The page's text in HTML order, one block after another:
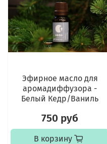
Эфирное масло для
аромадиффузора -
Белый Кедр/Ваниль
750 руб
В корзину